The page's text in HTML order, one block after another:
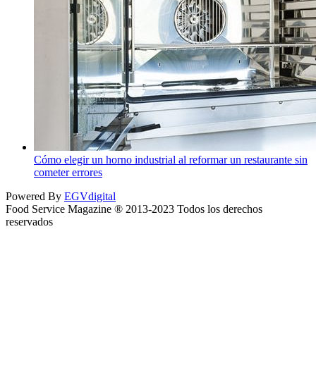
Cómo elegir un horno industrial al reformar un restaurante sin
cometer errores
Powered By EGVdigital
Food Service Magazine ® 2013-2023 Todos los derechos
reservados